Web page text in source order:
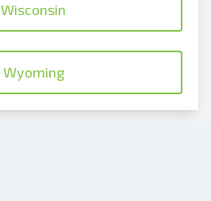
Wisconsin
Wyoming